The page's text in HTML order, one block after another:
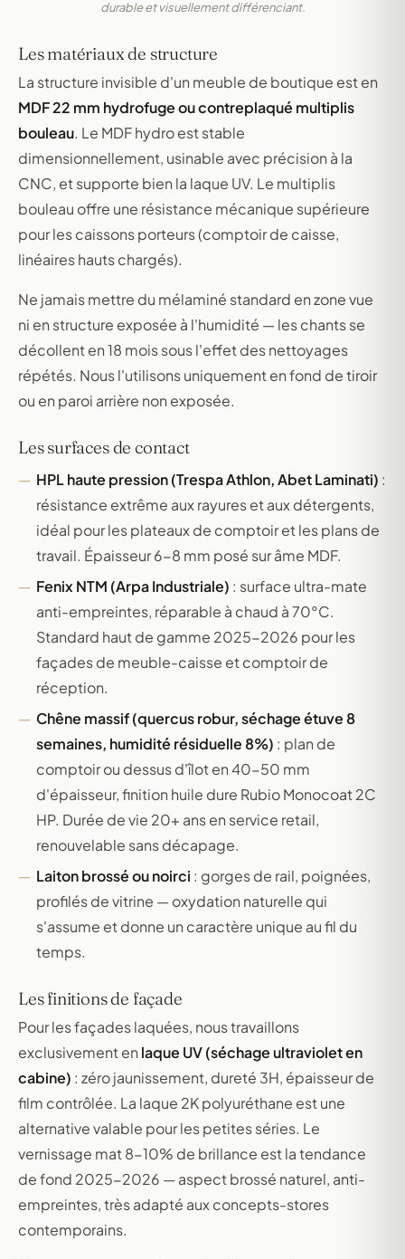
durable et visuellement différenciant.
Les matériaux de structure
La structure invisible d'un meuble de boutique est en
MDF 22 mm hydrofuge ou contreplaqué multiplis
bouleau. Le MDF hydro est stable
dimensionnellement, usinable avec précision à la
CNC, et supporte bien la laque UV. Le multiplis
bouleau offre une résistance mécanique supérieure
pour les caissons porteurs (comptoir de caisse,
linéaires hauts chargés).
Ne jamais mettre du mélaminé standard en zone vue
ni en structure exposée à l'humidité — les chants se
décollent en 18 mois sous l'effet des nettoyages
répétés. Nous l'utilisons uniquement en fond de tiroir
ou en paroi arrière non exposée.
Les surfaces de contact
HPL haute pression (Trespa Athlon, Abet Laminati) :
résistance extrême aux rayures et aux détergents,
idéal pour les plateaux de comptoir et les plans de
travail. Épaisseur 6-8 mm posé sur âme MDF.
Fenix NTM (Arpa Industriale) : surface ultra-mate
anti-empreintes, réparable à chaud à 70°C.
Standard haut de gamme 2025-2026 pour les
façades de meuble-caisse et comptoir de
réception.
Chêne massif (quercus robur, séchage étuve 8
semaines, humidité résiduelle 8%) : plan de
comptoir ou dessus d'îlot en 40-50 mm
d'épaisseur, finition huile dure Rubio Monocoat 2C
HP. Durée de vie 20+ ans en service retail,
renouvelable sans décapage.
Laiton brossé ou noirci : gorges de rail, poignées,
profilés de vitrine — oxydation naturelle qui
s'assume et donne un caractère unique au fil du
temps.
Les finitions de façade
Pour les façades laquées, nous travaillons
exclusivement en laque UV (séchage ultraviolet en
cabine) : zéro jaunissement, dureté 3H, épaisseur de
film contrôlée. La laque 2K polyuréthane est une
alternative valable pour les petites séries. Le
vernissage mat 8-10% de brillance est la tendance
de fond 2025-2026 — aspect brossé naturel, anti-
empreintes, très adapté aux concepts-stores
contemporains.